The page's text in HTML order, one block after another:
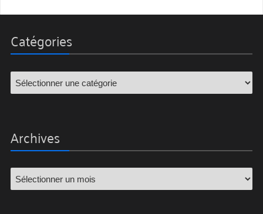
Catégories
Archives